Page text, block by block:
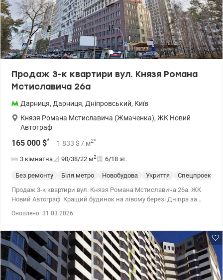
Продаж 3-к квартири вул. Князя Романа
Мстиславича 26а
Дарниця, Дарниця, Дніпровський, Київ
Князя Романа Мстиславича (Жмаченка), ЖК Новий
Автограф
165 000 $* 1 833 $ / м2*
3 кімнатна 90/38/22 м2 6/18 эт.
Без ремонту Біля метро Новобудова Укриття Спецпроект
Продаж 3-к квартири вул. Князя Романа Мстиславича 26а. ЖК
Новий Автограф. Кращий будинок на лівому березі Дніпра за
Відеонагляд, охорона, закрита територія. Всього 4 квартири на
поверсі. 2 ліфти. Поряд дитячі майданчики, гімназії, садочки,
лікарні, супермаркети. 044 200 10 80 valion.ua/1075664
Оновлено: 31.03.2026